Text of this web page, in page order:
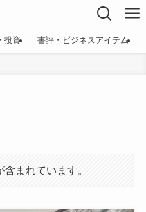
投資 書評・ビジネスアイテム
まれています。